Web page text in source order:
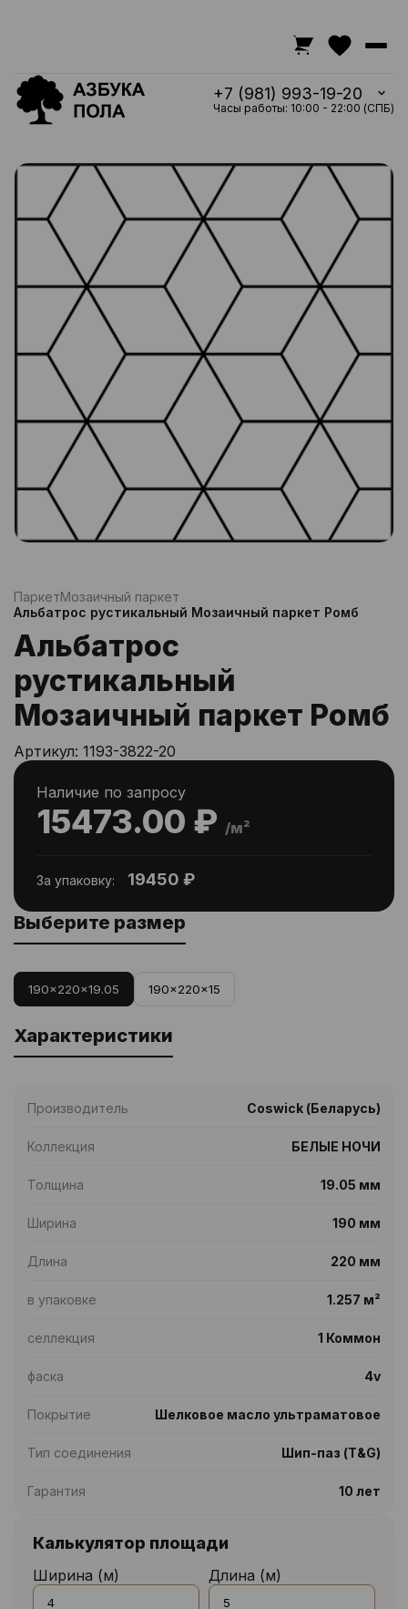
+7 (981) 993-19-20
Часы работы: 10:00 - 22:00 (СПБ)
ПаркетМозаичный паркет
Альбатрос рустикальный Мозаичный паркет Ромб
Альбатрос
рустикальный
Мозаичный паркет Ромб
Артикул: 1193-3822-20
15473.00 ₽ /м²
Наличие по запросу
За упаковку: 19450 ₽
Выберите размер
190x220x19.05 190x220x15
Характеристики
Производитель Coswick (Беларусь)
Коллекция БЕЛЫЕ НОЧИ
Толщина 19.05 мм
Ширина 190 мм
Длина 220 мм
в упаковке 1.257 м²
селлекция 1 Коммон
фаска 4v
Покрытие Шелковое масло ультраматовое
Тип соединения Шип-паз (T&G)
Гарантия 10 лет
Калькулятор площади
Ширина (м) Длина (м)